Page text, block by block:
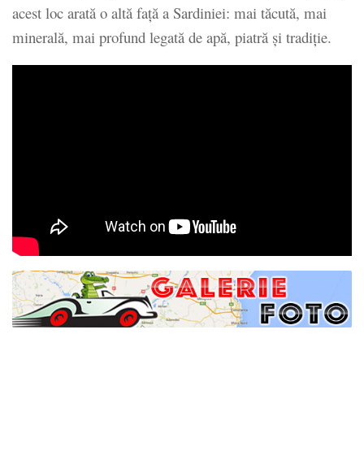
acest loc arată o altă față a Sardiniei: mai tăcută, mai
minerală, mai profund legată de apă, piatră și tradiție.